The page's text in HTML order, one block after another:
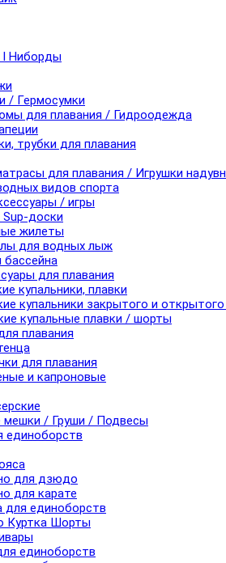
Ниборды
/ Гермосумки
для плавания / Гидроодежда
трубки для плавания
для плавания / Игрушки
видов спорта
/ игры
доски
жилеты
для водных лыж
для плавания
купальники, плавки
купальники закрытого и
купальные плавки / шорты
плавания
для плавания
и капроновые
мешки / Груши / Подвесы
единоборств
для дзюдо
для карате
для единоборств
Куртка Шорты
единоборств